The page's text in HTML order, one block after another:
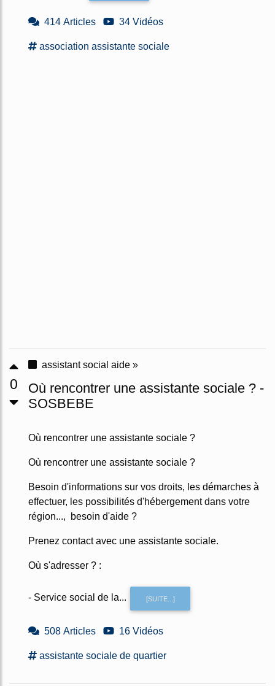
414 Articles 34 Vidéos
association assistante sociale
0
assistant social aide »
Où rencontrer une assistante sociale ? -
SOSBEBE
Où rencontrer une assistante sociale ?
Où rencontrer une assistante sociale ?
Besoin d'informations sur vos droits, les démarches à
effectuer, les possibilités d'hébergement dans votre
région..., besoin d'aide ?
Prenez contact avec une assistante sociale.
Où s'adresser ? :
- Service social de la... [SUITE...]
508 Articles 16 Vidéos
assistante sociale de quartier